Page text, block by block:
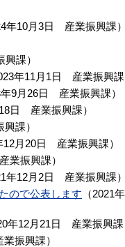
年10月3日 産業振興課）
興課）
年11月1日 産業振興課
9月26日 産業振興課）
日 産業振興課）
興課）
12月20日 産業振興課）
産業振興課）
年12月2日 産業振興課）
ので公表します （2021
年12月21日 産業振興課
業振興課）